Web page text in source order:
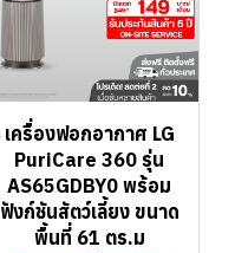
เครื่องฟอกอากาศ LG
PuriCare 360 รุ่น
AS65GDBY0 พร้อม
ฟังก์ชันสัตว์เลี้ยง ขนาด
พื้นที่ 61 ตร.ม